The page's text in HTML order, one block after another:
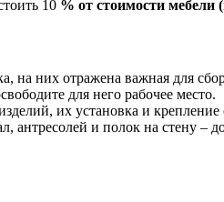
10 % от стоимости мебели
них отражена важная для
для него рабочее место.
их установка и
антресолей и полок на стену –